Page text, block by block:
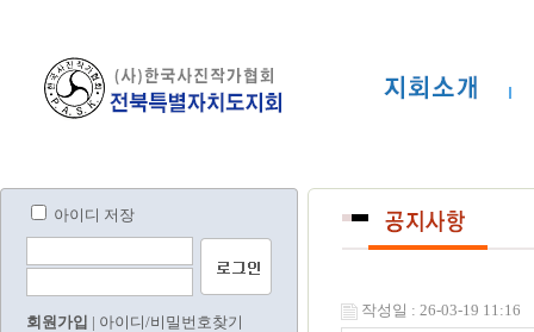
아이디 저장
회원가입 | 아이디/비밀번호찾기
작성일 : 26-03-19 11:16